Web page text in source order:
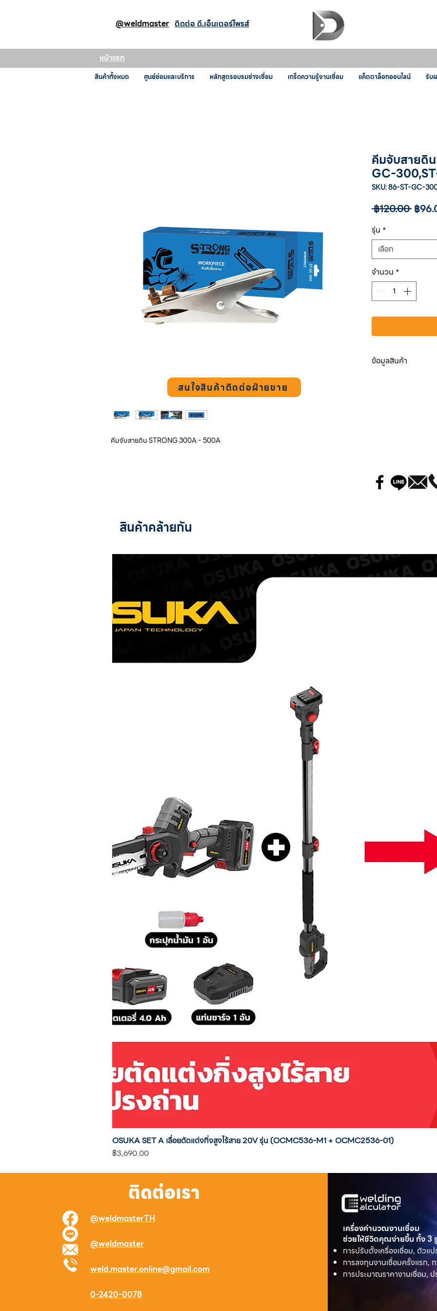
@weldmaster ติดต่อ ดี.เอ็นเตอร์ไพรส์
หน้าแรก
สินค้าทั้งหมด ศูนย์ซ่อมและบริการ หลักสูตรอบรมช่างเชื่อม เกร็ดความรู้งานเชื่อม แค็ตตาล็อกออนไลน์ รับ
คีมจับสายดิน STRONG 300A - 500A
คีมจับสายดิ
GC-
SKU: 86-ST-GC-
฿120.00 ราคา
฿
รุ่น *
เลือก
จำนวน *
ข้อมูลสินค้า
สนใจสินค้าติดต่อฝ่ายขาย
สินค้าคล้ายกัน
OSUKA SET A เลื่อยตัดแต่งกิ่งสูงไร้สาย 20V รุ่น (OCMC536-M1 + OCMC2536-01)
ราคา
฿3,690.00
ติดต่อเรา
@weldmasterTH
@weldmaster
weld.master.online@gmail.com
0-2420-0078
เครื่องคำนวณงานเชื่อม
ช่วยให้ชีวิตคุณง่ายขึ้น ทั้ง 3
การปรับตั้งเครื่องเชื่อม, ตัวแป
การลงทุนงานเชื่อมครั้งแรก,
การประมาณราคางานเชื่อม, ป